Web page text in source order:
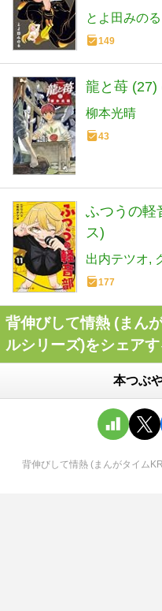
とよ田みのる
149
龍と苺 (27)
柳本光晴
43
ふつうの軽
ス)
出内テツオ
177
背伸びして情熱 (まん
ルシリーズ)をシェアす
本つぶ
背伸びして情熱 (まんがタイム